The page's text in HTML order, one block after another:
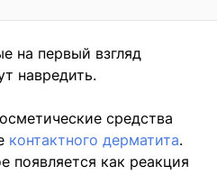
на первый взгляд
навредить.
средства
контактного дерматита.
появляется как реакция